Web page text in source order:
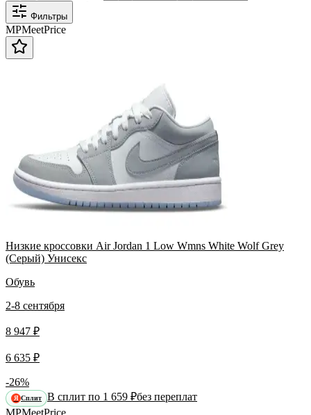
Фильтры
MPMeetPrice
Низкие кроссовки Air Jordan 1 Low Wmns White Wolf Grey
(Серый) Унисекс
Обувь
2-8 сентября
8 947 ₽
6 635 ₽
-26%
Я Сплит В сплит по 1 659 ₽без переплат